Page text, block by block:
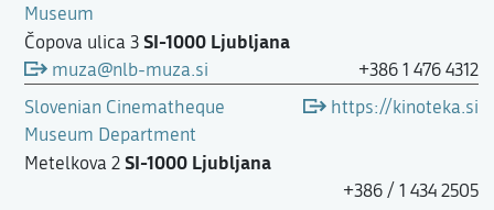
Museum
Čopova ulica 3 SI-1000 Ljubljana
+386 1 476 4312
muza@nlb-muza.si
https://kinoteka.si
Slovenian Cinematheque
Museum Department
Metelkova 2 SI-1000 Ljubljana
+386 / 1 434 2505